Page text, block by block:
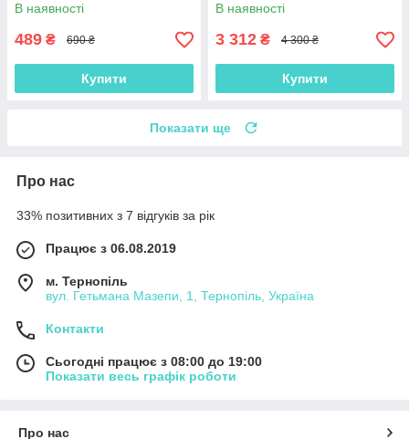
В наявності
489 ₴ 690 ₴
Купити
В наявності
3 312 ₴ 4 300 ₴
Купити
Показати ще
Про нас
33% позитивних з 7 відгуків за рік
Працює з 06.08.2019
м. Тернопіль
вул. Гетьмана Мазепи, 1, Тернопіль, Україна
Контакти
Сьогодні працює з 08:00 до 19:00
Показати весь графік роботи
Про нас